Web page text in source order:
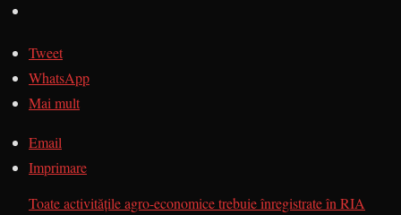
Tweet
WhatsApp
Mai mult
Email
Imprimare
Toate activităţile agro-economice trebuie înregistrate în RIA